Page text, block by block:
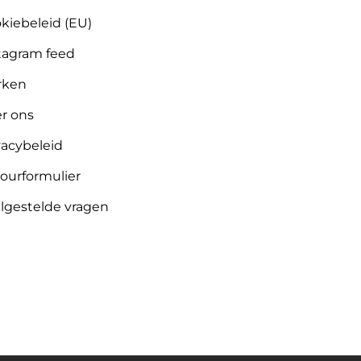
(EU)
feed
ons
vragen